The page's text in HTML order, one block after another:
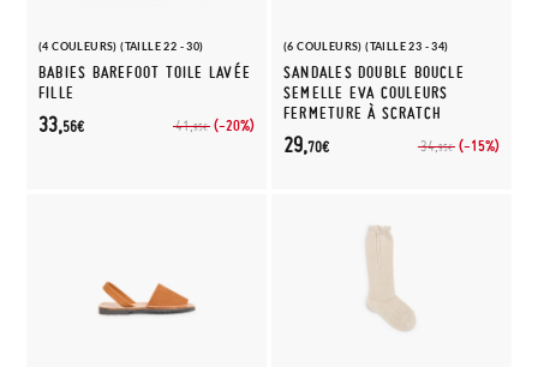
(4 COULEURS) (TAILLE 22 - 30)
BABIES BAREFOOT TOILE LAVÉE
FILLE
41,95€ (-20%)
33,56€
(6 COULEURS) (TAILLE 23 - 34)
SANDALES DOUBLE BOUCLE
SEMELLE EVA COULEURS
FERMETURE À SCRATCH
34,95€ (-15%)
29,70€